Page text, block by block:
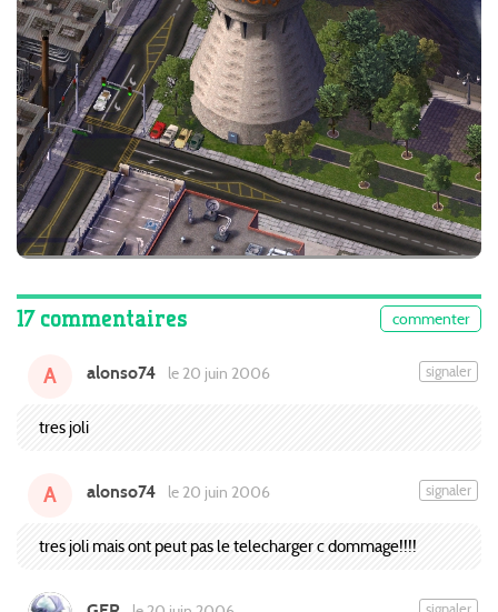
17 commentaires commenter
A alonso74 le 20 juin 2006 signaler
tres joli
A alonso74 le 20 juin 2006 signaler
tres joli mais ont peut pas le telecharger c dommage!!!!